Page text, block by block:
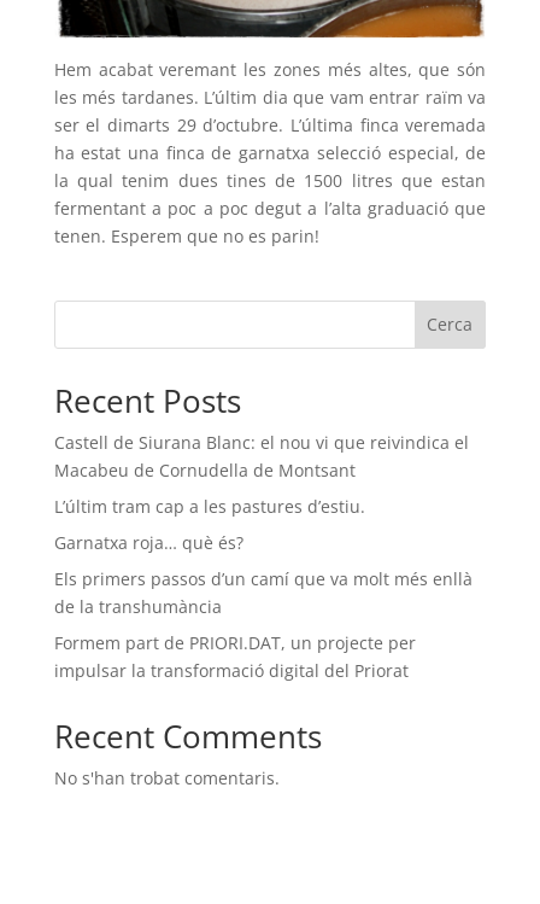
Hem acabat veremant les zones més altes, que són
les més tardanes. L’últim dia que vam entrar raïm va
ser el dimarts 29 d’octubre. L’última finca veremada
ha estat una finca de garnatxa selecció especial, de
la qual tenim dues tines de 1500 litres que estan
fermentant a poc a poc degut a l’alta graduació que
tenen. Esperem que no es parin!
Cerca
Recent Posts
Castell de Siurana Blanc: el nou vi que reivindica el
Macabeu de Cornudella de Montsant
L’últim tram cap a les pastures d’estiu.
Garnatxa roja… què és?
Els primers passos d’un camí que va molt més enllà
de la transhumància
Formem part de PRIORI.DAT, un projecte per
impulsar la transformació digital del Priorat
Recent Comments
No s'han trobat comentaris.